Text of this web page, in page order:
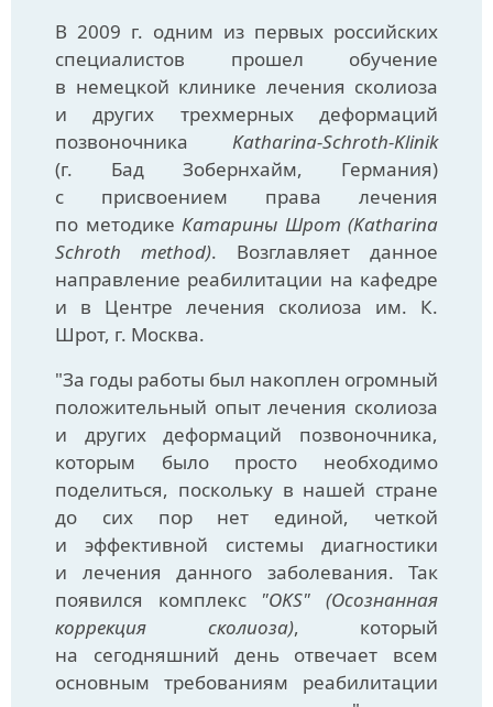
В 2009 г. одним из первых российских
специалистов прошел обучение
в немецкой клинике лечения сколиоза
и других трехмерных деформаций
позвоночника Katharina-Schroth-Klinik
(г. Бад Зобернхайм, Германия)
с присвоением права лечения
по методике Катарины Шрот (Katharina
Schroth method). Возглавляет данное
направление реабилитации на кафедре
и в Центре лечения сколиоза им. К.
Шрот, г. Москва.
"За годы работы был накоплен огромный
положительный опыт лечения сколиоза
и других деформаций позвоночника,
которым было просто необходимо
поделиться, поскольку в нашей стране
до сих пор нет единой, четкой
и эффективной системы диагностики
и лечения данного заболевания. Так
появился комплекс "OKS" (Осознанная
коррекция сколиоза), который
на сегодняшний день отвечает всем
основным требованиям реабилитации